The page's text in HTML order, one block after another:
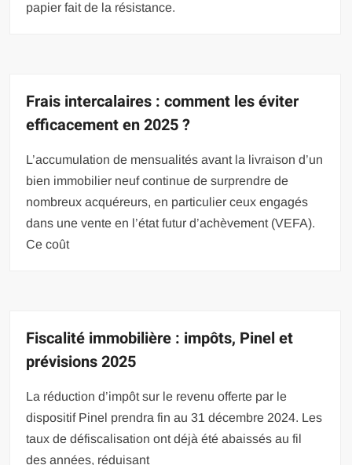
papier fait de la résistance.
Frais intercalaires : comment les éviter
efficacement en 2025 ?
L’accumulation de mensualités avant la livraison d’un
bien immobilier neuf continue de surprendre de
nombreux acquéreurs, en particulier ceux engagés
dans une vente en l’état futur d’achèvement (VEFA).
Ce coût
Fiscalité immobilière : impôts, Pinel et
prévisions 2025
La réduction d’impôt sur le revenu offerte par le
dispositif Pinel prendra fin au 31 décembre 2024. Les
taux de défiscalisation ont déjà été abaissés au fil
des années, réduisant